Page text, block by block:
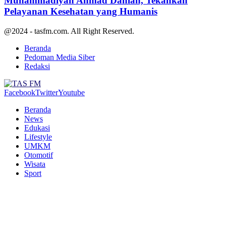
Pelayanan Kesehatan yang Humanis
@2024 - tasfm.com. All Right Reserved.
Beranda
Pedoman Media Siber
Redaksi
FacebookTwitterYoutube
Beranda
News
Edukasi
Lifestyle
UMKM
Otomotif
Wisata
Sport